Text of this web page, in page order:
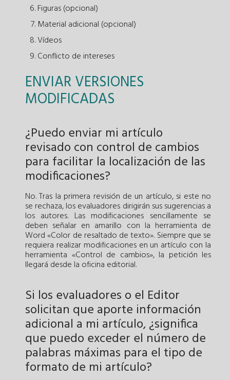
Figuras (opcional)
Material adicional (opcional)
Vídeos
Conflicto de intereses
ENVIAR VERSIONES
MODIFICADAS
¿Puedo enviar mi artículo
revisado con control de cambios
para facilitar la localización de las
modificaciones?
No. Tras la primera revisión de un artículo, si este no
se rechaza, los evaluadores dirigirán sus sugerencias a
los autores. Las modificaciones sencillamente se
deben señalar en amarillo con la herramienta de
Word «Color de resaltado de texto». Siempre que se
requiera realizar modificaciones en un artículo con la
herramienta «Control de cambios», la petición les
llegará desde la oficina editorial.
Si los evaluadores o el Editor
solicitan que aporte información
adicional a mi artículo, ¿significa
que puedo exceder el número de
palabras máximas para el tipo de
formato de mi artículo?